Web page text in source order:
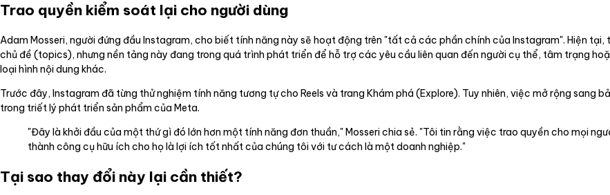
Trao quyền kiểm soát lại cho người dùng
Adam Mosseri, người đứng đầu Instagram, cho biết tính năng này sẽ hoạt động trên "tất cả các phần chính của Instagram". Hiện
chủ đề (topics), nhưng nền tảng này đang trong quá trình phát triển để hỗ trợ các yêu cầu liên quan đến người cụ thể, tâm trạng
loại hình nội dung khác.
Trước đây, Instagram đã từng thử nghiệm tính năng tương tự cho Reels và trang Khám phá (Explore). Tuy nhiên, việc mở rộng sang
trong triết lý phát triển sản phẩm của Meta.
"Đây là khởi đầu của một thứ gì đó lớn hơn một tính năng đơn thuần," Mosseri chia sẻ. "Tôi tin rằng việc trao quyền cho mọi
thành công cụ hữu ích cho họ là lợi ích tốt nhất của chúng tôi với tư cách là một doanh nghiệp."
Tại sao thay đổi này lại cần thiết?